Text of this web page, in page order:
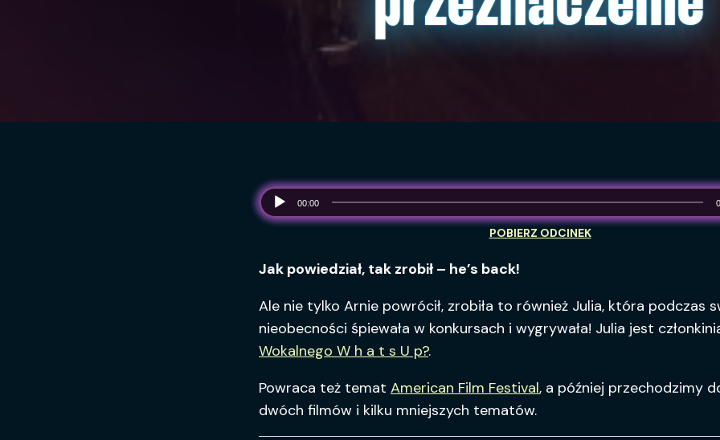
00:00
Jak powiedział, tak zrobił – he’s back!
Ale nie tylko Arnie powrócił, zrobiła to również Julia, która podczas
nieobecności śpiewała w konkursach i wygrywała! Julia jest
Wokalnego W h a t s U p?.
Powraca też temat American Film Festival, a później przechodzimy
dwóch filmów i kilku mniejszych tematów.